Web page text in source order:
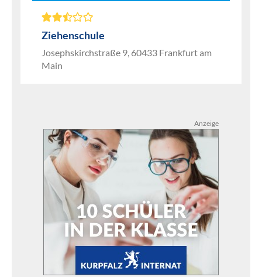
Ziehenschule
Josephskirchstraße 9, 60433 Frankfurt am
Main
Anzeige